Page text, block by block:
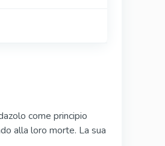
come principio
alla loro morte. La sua